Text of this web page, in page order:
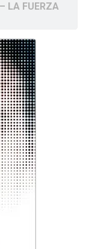
LA FUERZA